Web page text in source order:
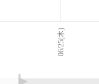
06/25(木)